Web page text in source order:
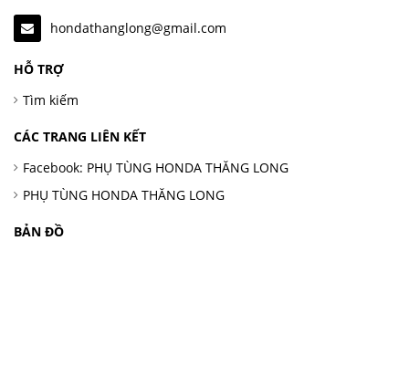
hondathanglong@gmail.com
HỖ TRỢ
Tìm kiếm
CÁC TRANG LIÊN KẾT
Facebook: PHỤ TÙNG HONDA THĂNG LONG
PHỤ TÙNG HONDA THĂNG LONG
BẢN ĐỒ